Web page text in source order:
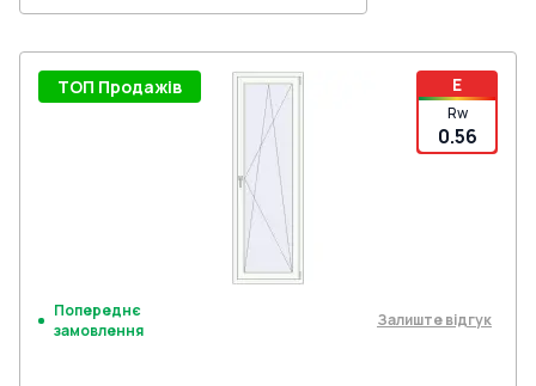
E
Rw
0.56
ТОП Продажів
Попереднє
замовлення
Залиште відгук